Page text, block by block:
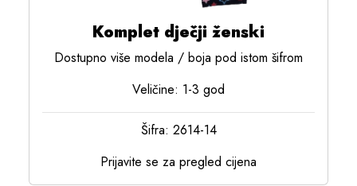
Komplet dječji ženski
Dostupno više modela / boja pod istom šifrom
Veličine: 1-3 god
Šifra: 2614-14
Prijavite se za pregled cijena